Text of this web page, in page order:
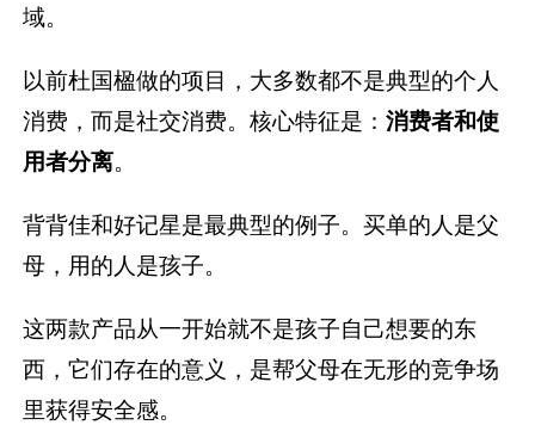
域。
以前杜国楹做的项目，大多数都不是典型的个人
消费，而是社交消费。核心特征是：消费者和使
用者分离。
背背佳和好记星是最典型的例子。买单的人是父
母，用的人是孩子。
这两款产品从一开始就不是孩子自己想要的东
西，它们存在的意义，是帮父母在无形的竞争场
里获得安全感。